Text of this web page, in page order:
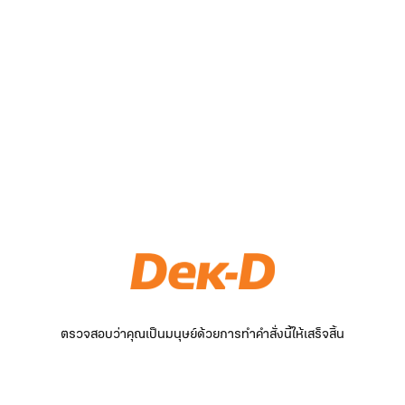
ตรวจสอบว่าคุณเป็นมนุษย์ด้วยการทำคำสั่งนี้ให้เสร็จสิ้น